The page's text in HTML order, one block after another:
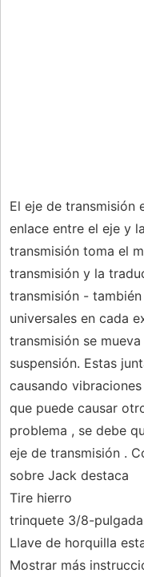
El eje de transmisión
enlace entre el eje y
transmisión toma el
transmisión y la
transmisión -
universales en cada
transmisión se
suspensión. Estas
causando
que puede causar
problema , se debe
eje de transmisión .
sobre Jack destaca
Tire hierro
trinquete 3/8-
Llave de horquilla
Mostrar más